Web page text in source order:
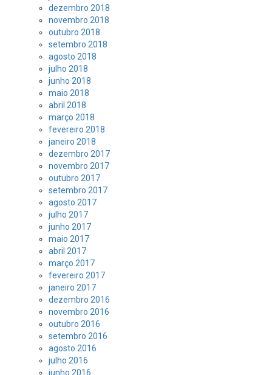
dezembro 2018
novembro 2018
outubro 2018
setembro 2018
agosto 2018
julho 2018
junho 2018
maio 2018
abril 2018
março 2018
fevereiro 2018
janeiro 2018
dezembro 2017
novembro 2017
outubro 2017
setembro 2017
agosto 2017
julho 2017
junho 2017
maio 2017
abril 2017
março 2017
fevereiro 2017
janeiro 2017
dezembro 2016
novembro 2016
outubro 2016
setembro 2016
agosto 2016
julho 2016
junho 2016